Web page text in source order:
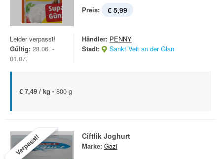
Preis: € 5,99
Leider verpasst!
Gültig: 28.06. -
01.07.
Händler: PENNY
Stadt:
Sankt Veit an der Glan
€ 7,49 / kg - 800 g
Verpasst! Ciftlik Joghurt
Marke: Gazi